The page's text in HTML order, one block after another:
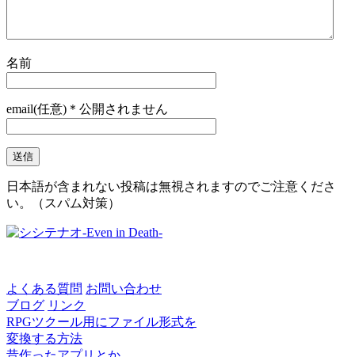
名前
email(任意)＊公開されません
日本語が含まれない投稿は無視されますのでご注意くださ
い。（スパム対策）
よくある質問 お問い合わせ
ブログ リンク
RPGツクール用にファイル形式を
変換する方法